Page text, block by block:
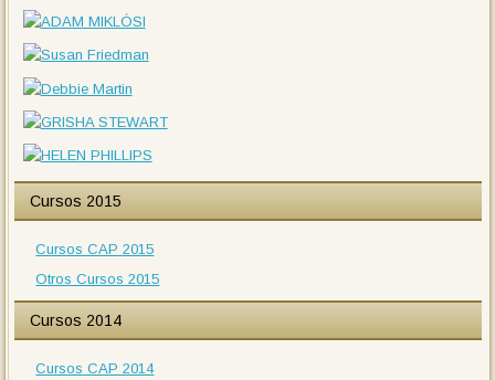
Cursos 2015
Cursos CAP 2015
Otros Cursos 2015
Cursos 2014
Cursos CAP 2014